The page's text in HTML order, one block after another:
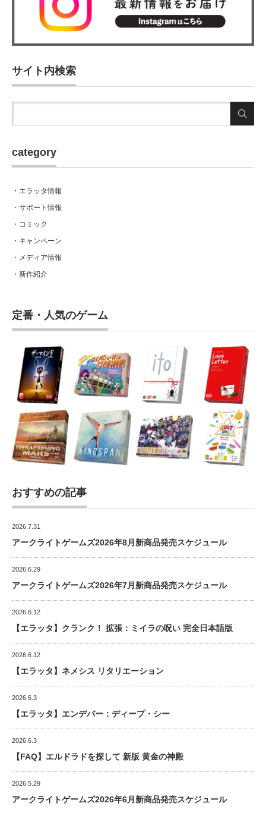
サイト内検索
category
・エラッタ情報
・サポート情報
・コミック
・キャンペーン
・メディア情報
・新作紹介
定番・人気のゲーム
おすすめの記事
2026.7.31
アークライトゲームズ2026年8月新商品発売スケジュール
2026.6.29
アークライトゲームズ2026年7月新商品発売スケジュール
2026.6.12
【エラッタ】クランク！ 拡張：ミイラの呪い 完全日本語版
2026.6.12
【エラッタ】ネメシス リタリエーション
2026.6.3
【エラッタ】エンデバー：ディープ・シー
2026.6.3
【FAQ】エルドラドを探して 新版 黄金の神殿
2026.5.29
アークライトゲームズ2026年6月新商品発売スケジュール